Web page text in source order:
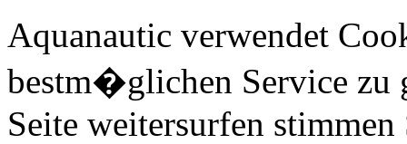
Aquanautic verwendet
bestm�glichen Service zu
Seite weitersurfen stimmen